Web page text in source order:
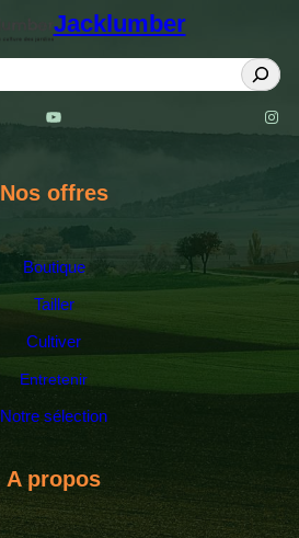
Jacklumber
e
a
h
YouTube Instagram
Nos offres
Boutique
Tailler
Cultiver
Entretenir
Notre sélection
A propos